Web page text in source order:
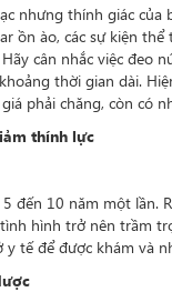
nhưng thính giác
ồn ào, các sự kiện
cân nhắc việc đeo
thời gian dài.
phải chăng, còn có
thính lực
đến 10 năm một lần.
hình trở nên trầm
y tế để được khám và